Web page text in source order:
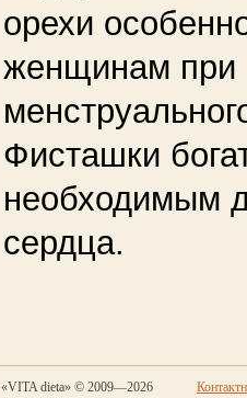
орехи
женщинам при
Фисташки
необходимым
сердца.
«VITA dieta» © 2009—2026